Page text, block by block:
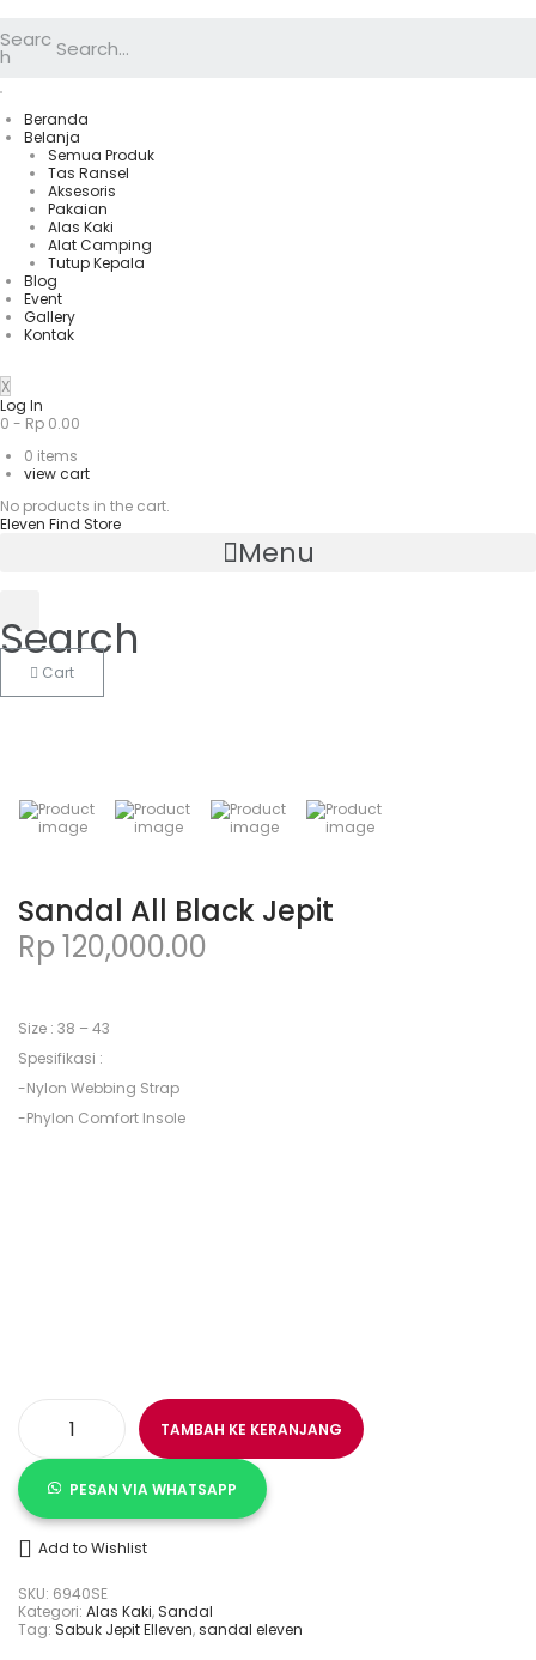
Searc
h
Beranda
Belanja
Semua Produk
Tas Ransel
Aksesoris
Pakaian
Alas Kaki
Alat Camping
Tutup Kepala
Blog
Event
Gallery
Kontak
X
Log In
0 - Rp 0.00
0 items
view cart
No products in the cart.
Eleven Find Store
Menu
Search
Cart
Sandal All Black Jepit
Rp 120,000.00
Size : 38 – 43
Spesifikasi :
-Nylon Webbing Strap
-Phylon Comfort Insole
K
u
n
i
t
S
a
n
TAMBAH KE KERANJANG
PESAN VIA WHATSAPP
Add to Wishlist
SKU: 6940SE
Kategori: Alas Kaki, Sandal
Tag: Sabuk Jepit Elleven,sandal eleven